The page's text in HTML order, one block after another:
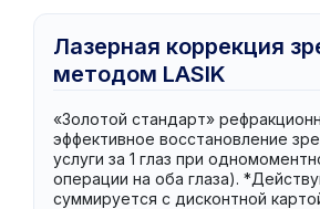
Лазерная коррекция
методом LASIK
«Золотой стандарт»
эффективное восстановление
услуги за 1 глаз при
операции на оба глаза).
суммируется с дисконтной